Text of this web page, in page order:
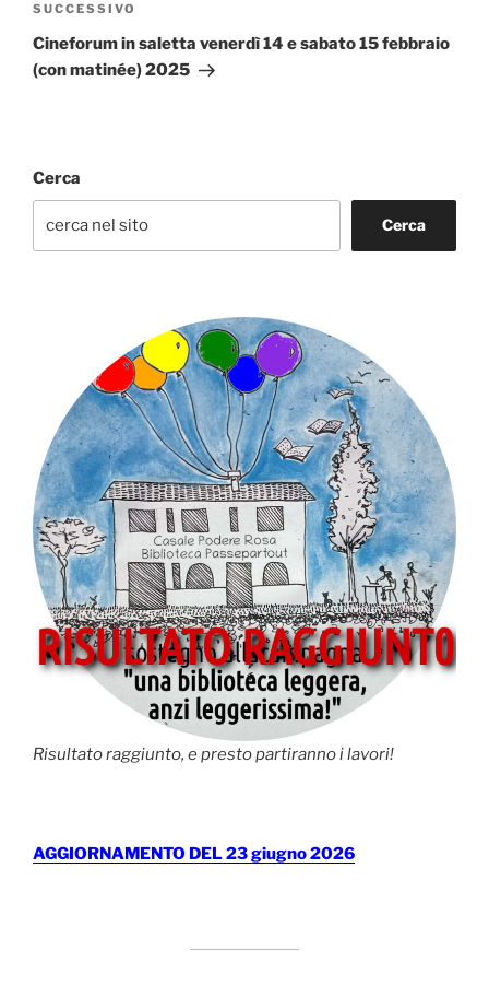
Articolo
successivo
SUCCESSIVO
Cineforum in saletta venerdì 14 e sabato 15 febbraio
(con matinée) 2025
Cerca
Cerca
Risultato raggiunto, e presto partiranno i lavori!
AGGIORNAMENTO DEL 23 giugno 2026